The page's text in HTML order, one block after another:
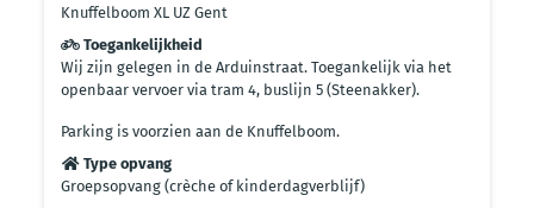
Knuffelboom XL UZ Gent
Toegankelijkheid
Wij zijn gelegen in de Arduinstraat. Toegankelijk via het
openbaar vervoer via tram 4, buslijn 5 (Steenakker).
Parking is voorzien aan de Knuffelboom.
Type opvang
Groepsopvang (crèche of kinderdagverblijf)